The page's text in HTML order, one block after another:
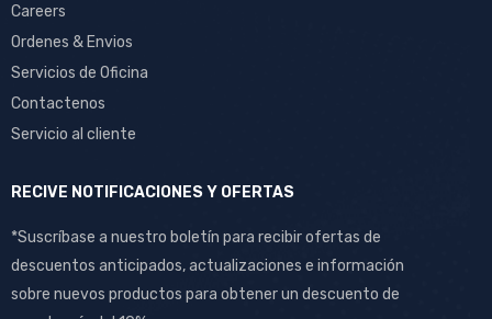
Careers
Ordenes & Envios
Servicios de Oficina
Contactenos
Servicio al cliente
RECIVE NOTIFICACIONES Y OFERTAS
*Suscríbase a nuestro boletín para recibir ofertas de
descuentos anticipados, actualizaciones e información
sobre nuevos productos para obtener un descuento de